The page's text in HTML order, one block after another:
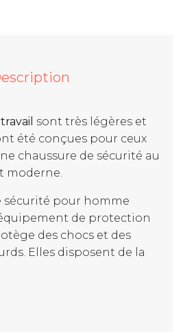
sont très légères et
été conçues pour ceux
chaussure de sécurité au
moderne.
sécurité pour homme
de protection
des chocs et des
Elles disposent de la